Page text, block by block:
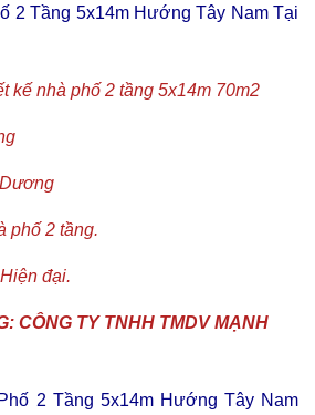
2 Tầng 5x14m Hướng Tây Nam Tại
kế nhà phố 2 tầng 5x14m 70m2
phố 2 tầng.
đại.
CÔNG TY TNHH TMDV MẠNH
2 Tầng 5x14m Hướng Tây Nam